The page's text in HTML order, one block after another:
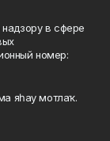
в сфере
номер:
яһау мотлаҡ.